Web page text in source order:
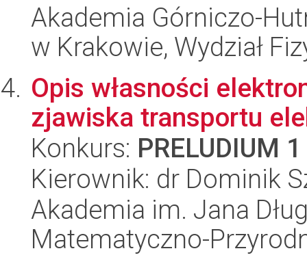
Akademia Górniczo-
w Krakowie, Wydział
Opis własności
zjawiska transportu
Konkurs: PRELUDIUM 1
Kierownik: dr Dominik
Akademia im. Jana
Matematyczno-